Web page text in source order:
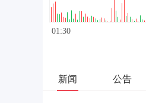
新闻 公告